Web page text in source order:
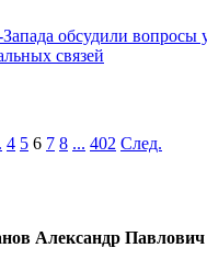
обсудили вопросы
связей
4 5 6 7 8 ... 402 След.
Александр Павлович